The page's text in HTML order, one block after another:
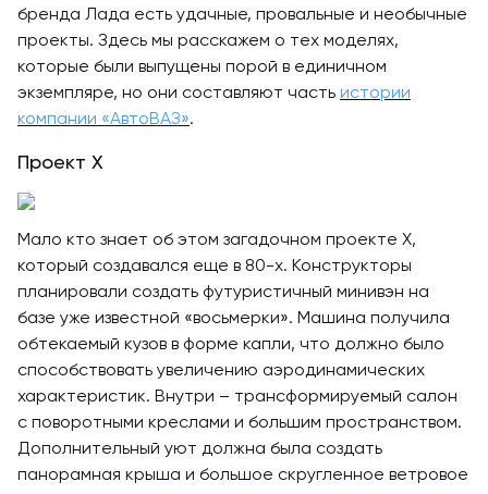
бренда Лада есть удачные, провальные и необычные
проекты. Здесь мы расскажем о тех моделях,
которые были выпущены порой в единичном
экземпляре, но они составляют часть истории
компании «АвтоВАЗ».
Проект Х
Мало кто знает об этом загадочном проекте Х,
который создавался еще в 80-х. Конструкторы
планировали создать футуристичный минивэн на
базе уже известной «восьмерки». Машина получила
обтекаемый кузов в форме капли, что должно было
способствовать увеличению аэродинамических
характеристик. Внутри – трансформируемый салон
с поворотными креслами и большим пространством.
Дополнительный уют должна была создать
панорамная крыша и большое скругленное ветровое